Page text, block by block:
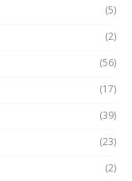
(5)
(2)
(56)
(17)
(39)
(23)
(2)